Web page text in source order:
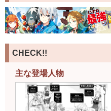
CHECK!!
主な登場人物